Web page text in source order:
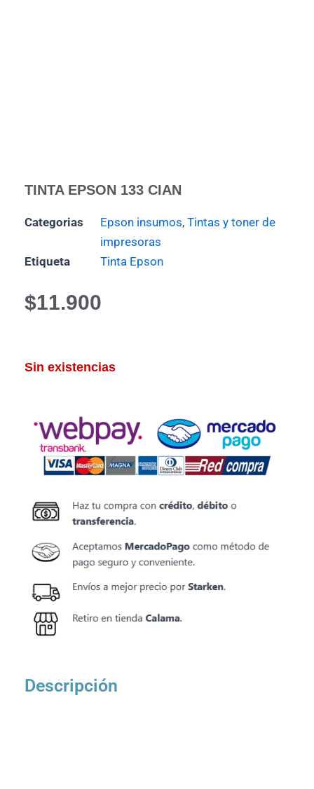
TINTA EPSON 133 CIAN
Categorias Epson insumos, Tintas y toner de
impresoras
Etiqueta
Tinta Epson
$11.900
Sin existencias
Descripción